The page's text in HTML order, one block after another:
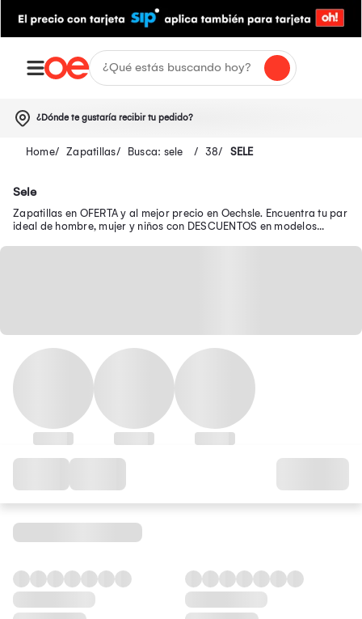
¿Dónde te gustaría recibir tu pedido?
Zapatillas Busca: sele 38 SELE
Sele
Zapatillas en OFERTA y al mejor precio en Oechsle. Encuentra tu par
ideal de hombre, mujer y niños con DESCUENTOS en modelos